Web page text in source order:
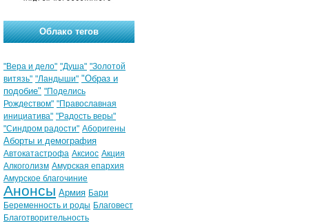
Облако тегов
"Вера и дело" "Душа" "Золотой
витязь" "Ландыши" "Образ и
подобие" "Поделись
Рождеством" "Православная
инициатива" "Радость веры"
"Синдром радости" Аборигены
Аборты и демография
Автокатастрофа Аксиос Акция
Алкоголизм Амурская епархия
Амурское благочиние
Анонсы Армия Бари
Беременность и роды Благовест
Благотворительность